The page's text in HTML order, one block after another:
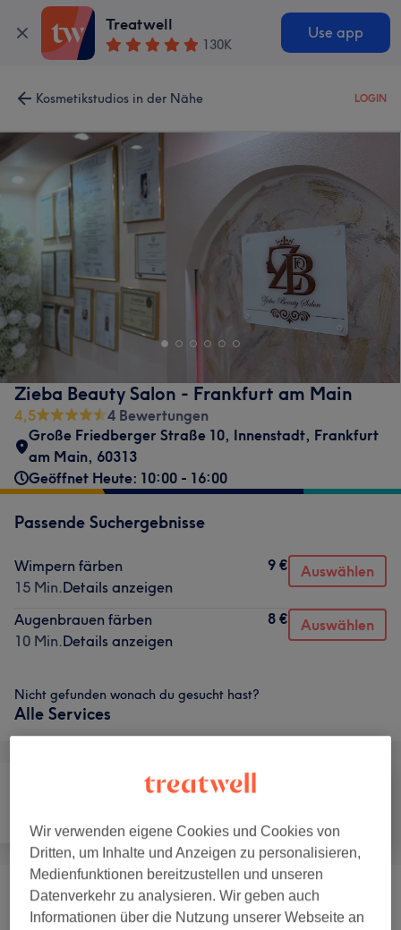
Treatwell
130K
Use app
Kosmetikstudios in der Nähe LOGIN
Zieba Beauty Salon - Frankfurt am Main
4,5
4 Bewertungen
Große Friedberger Straße 10, Innenstadt, Frankfurt
am Main, 60313
Geöffnet Heute: 10:00 - 16:00
Passende Suchergebnisse
Wimpern färben
15 Min.Details anzeigen
9 € Auswählen
Augenbrauen färben
10 Min.Details anzeigen
8 € Auswählen
Nicht gefunden wonach du gesucht hast?
Alle Services
Permanent Make-Up (7) ab 150 €
Wir verwenden eigene Cookies und Cookies von
Dritten, um Inhalte und Anzeigen zu personalisieren,
Medienfunktionen bereitzustellen und unseren
Datenverkehr zu analysieren. Wir geben auch
Informationen über die Nutzung unserer Webseite an